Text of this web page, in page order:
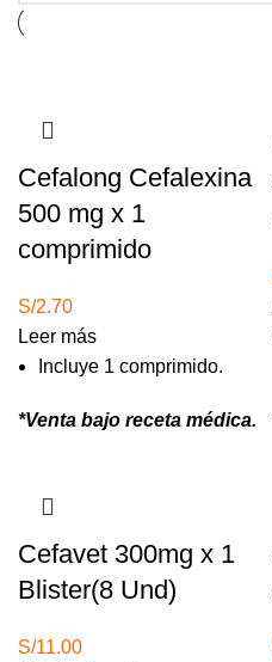
Cefalong Cefalexina
500 mg x 1
comprimido
S/2.70
Leer más
Incluye 1 comprimido.
*Venta bajo receta médica.
Cefavet 300mg x 1
Blister(8 Und)
S/11.00